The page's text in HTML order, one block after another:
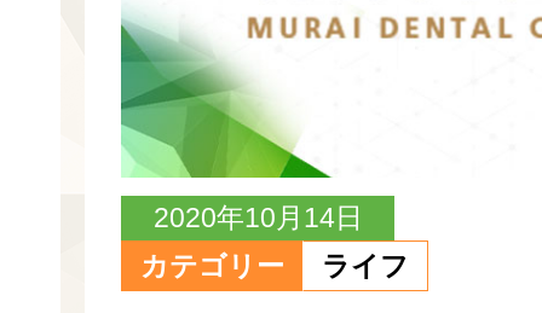
2020年10月14日
カテゴリー
ライフ